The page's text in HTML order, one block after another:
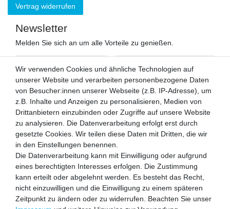
Vertrag widerrufen
Newsletter
Melden Sie sich an um alle Vorteile zu genießen.
E-MAIL **
Newsletter
Honig
Hiermit bestätige ich, dass ich dieDaten­schutz­erklärunggelesen habe.
Meine Einwilligung kann ich jederzeit widerrufen.**
** Hierbei handelt es sich um ein Pflichtfeld.
Zahlen Sie bequem per
Wir verwenden Cookies und ähnliche Technologien auf
unserer Website und verarbeiten personenbezogene Daten
von Besucher:innen unserer Webseite (z.B. IP-Adresse), um
z.B. Inhalte und Anzeigen zu personalisieren, Medien von
Drittanbietern einzubinden oder Zugriffe auf unsere Website
zu analysieren. Die Datenverarbeitung erfolgt erst durch
gesetzte Cookies. Wir teilen diese Daten mit Dritten, die wir
in den Einstellungen benennen.
Die Datenverarbeitung kann mit Einwilligung oder aufgrund
eines berechtigten Interesses erfolgen. Die Zustimmung
kann erteilt oder abgelehnt werden. Es besteht das Recht,
nicht einzuwilligen und die Einwilligung zu einem späteren
Zeitpunkt zu ändern oder zu widerrufen. Beachten Sie unser